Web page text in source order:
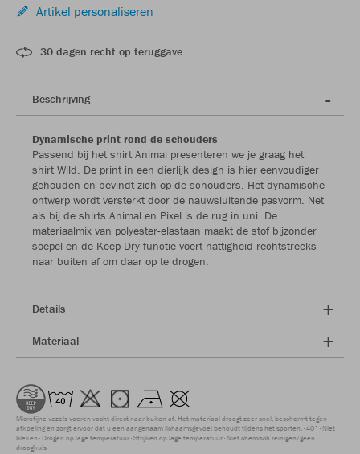
Artikel personaliseren
30 dagen recht op teruggave
Beschrijving
Dynamische print rond de schouders
Passend bij het shirt Animal presenteren we je graag het
shirt Wild. De print in een dierlijk design is hier eenvoudiger
gehouden en bevindt zich op de schouders. Het dynamische
ontwerp wordt versterkt door de nauwsluitende pasvorm. Net
als bij de shirts Animal en Pixel is de rug in uni. De
materiaalmix van polyester-elastaan maakt de stof bijzonder
soepel en de Keep Dry-functie voert nattigheid rechtstreeks
naar buiten af om daar op te drogen.
Details
Materiaal
Microfijne vezels voeren vocht direct naar buiten af. Het materiaal droogt zeer snel, beschermt tegen
afkoeling en zorgt ervoor dat u een aangenaam lichaamsgevoel behoudt tijdens het sporten. 40° Niet
bleken Drogen op lage temperatuur Strijken op lage temperatuur Niet chemisch reinigen/geen
droogkuis